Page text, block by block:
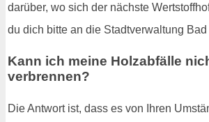
darüber, wo sich der nächste
du dich bitte an die Stadtverwaltung
Kann ich meine Holzabfälle
verbrennen?
Die Antwort ist, dass es von Ihren